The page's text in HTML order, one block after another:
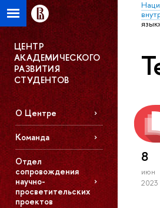
ЦЕНТР
АКАДЕМИЧЕСКОГО
РАЗВИТИЯ
СТУДЕНТОВ
О Центре
Команда
Отдел
сопровождения
научно-
просветительских
проектов
8
июн
2023